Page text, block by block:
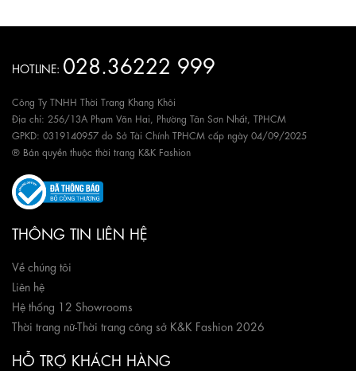
HOTLINE: 028.36222 999
Công Ty TNHH Thời Trang Khang Khôi
Địa chỉ: 256/13A Phạm Văn Hai, Phường Tân Sơn Nhất, TPHCM
GPKD: 0319140957 do Sở Tài Chính TPHCM cấp ngày 04/09/2025
® Bản quyền thuộc thời trang K&K Fashion
THÔNG TIN LIÊN HỆ
Về chúng tôi
Liên hệ
Hệ thống 12 Showrooms
Thời trang nữ-Thời trang công sở K&K Fashion 2026
HỖ TRỢ KHÁCH HÀNG